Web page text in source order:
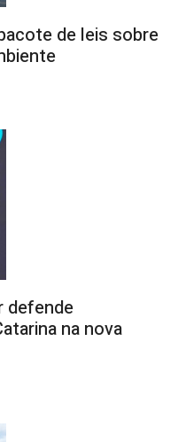
de leis sobre
defende
na nova